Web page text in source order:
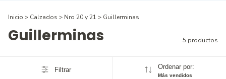
Inicio > Calzados > Nro 20 y 21 > Guillerminas
Guillerminas 5 productos
Filtrar Ordenar por:
Más vendidos